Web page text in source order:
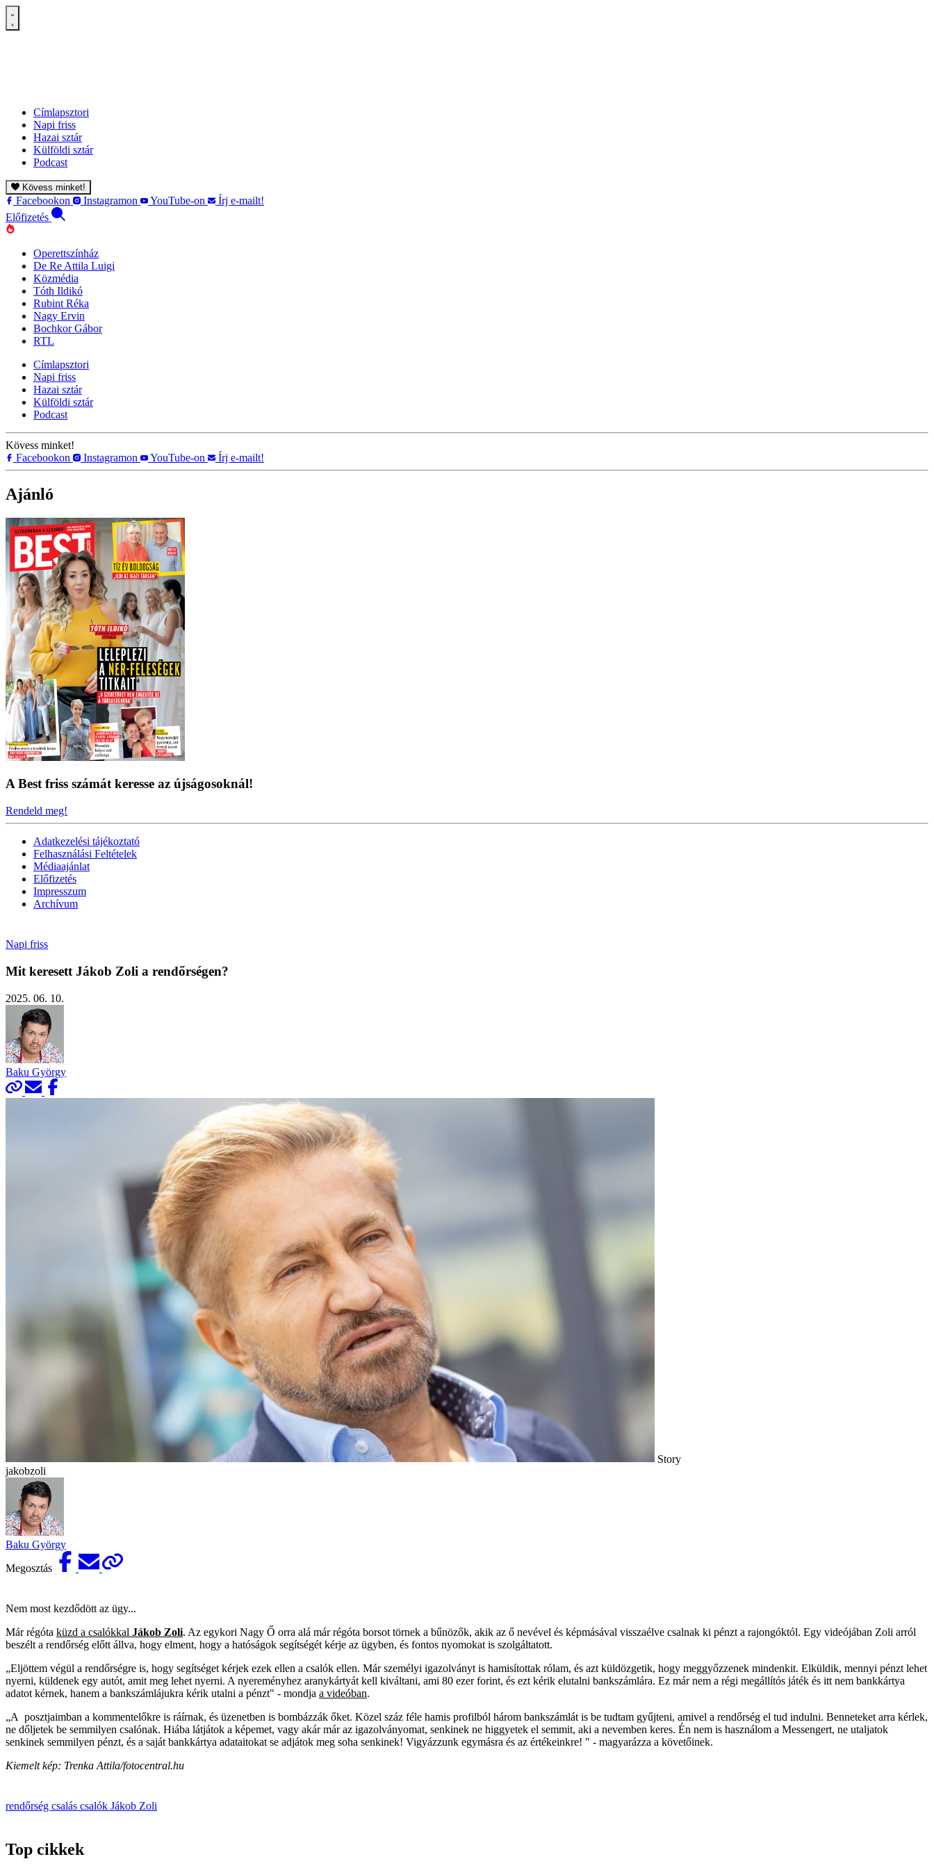
Címlapsztori
Napi friss
Hazai sztár
Külföldi sztár
Podcast
Kövess minket!
Facebookon Instagramon YouTube-on
Írj e-mailt!
Előfizetés
Operettszínház
De Re Attila Luigi
Közmédia
Tóth Ildikó
Rubint Réka
Nagy Ervin
Bochkor Gábor
RTL
Címlapsztori
Napi friss
Hazai sztár
Külföldi sztár
Podcast
Kövess minket!
Facebookon
Instagramon YouTube-on Írj e-mailt!
Ajánló
A Best friss számát keresse az újságosoknál!
Rendeld meg!
Adatkezelési tájékoztató
Felhasználási Feltételek
Médiaajánlat
Előfizetés
Impresszum
Archívum
Napi friss
Mit keresett Jákob Zoli a rendőrségen?
2025. 06. 10.
Baku György
Story
jakobzoli
Baku György
Megosztás
Nem most kezdődött az ügy...
Már régóta küzd a csalókkal Jákob Zoli. Az egykori Nagy Ő orra alá már régóta borsot törnek a bűnözők, akik az ő nevével és képmásával visszaélve csalnak ki pénzt a rajongóktól. Egy videójában Zoli arról
beszélt a rendőrség előtt állva, hogy elment, hogy a hatóságok segítségét kérje az ügyben, és fontos nyomokat is szolgáltatott.
„Eljöttem végül a rendőrségre is, hogy segítséget kérjek ezek ellen a csalók ellen. Már személyi igazolványt is hamisítottak rólam, és azt küldözgetik, hogy meggyőzzenek mindenkit. Elküldik, mennyi pénzt lehet
nyerni, küldenek egy autót, amit meg lehet nyerni. A nyereményhez aranykártyát kell kiváltani, ami 80 ezer forint, és ezt kérik elutalni bankszámlára. Ez már nem a régi megállítós játék és itt nem bankkártya
adatot kérnek, hanem a bankszámlájukra kérik utalni a pénzt" - mondja a videóban.
„A posztjaimban a kommentelőkre is ráírnak, és üzenetben is bombázzák őket. Közel száz féle hamis profilból három bankszámlát is be tudtam gyűjteni, amivel a rendőrség el tud indulni. Benneteket arra kérlek,
ne dőljetek be semmilyen csalónak. Hiába látjátok a képemet, vagy akár már az igazolványomat, senkinek ne higgyetek el semmit, aki a nevemben keres. Én nem is használom a Messengert, ne utaljatok
senkinek semmilyen pénzt, és a saját bankkártya adataitokat se adjátok meg soha senkinek! Vigyázzunk egymásra és az értékeinkre! " - magyarázza a követőinek.
Kiemelt kép: Trenka Attila/fotocentral.hu
rendőrség csalás csalók Jákob Zoli
Top cikkek